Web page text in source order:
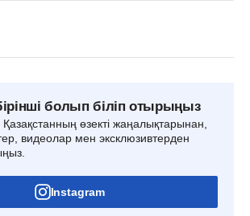
болып біліп отырыңыз
өзекті жаңалықтарынан,
видеолар мен эксклюзивтерден
Instagram